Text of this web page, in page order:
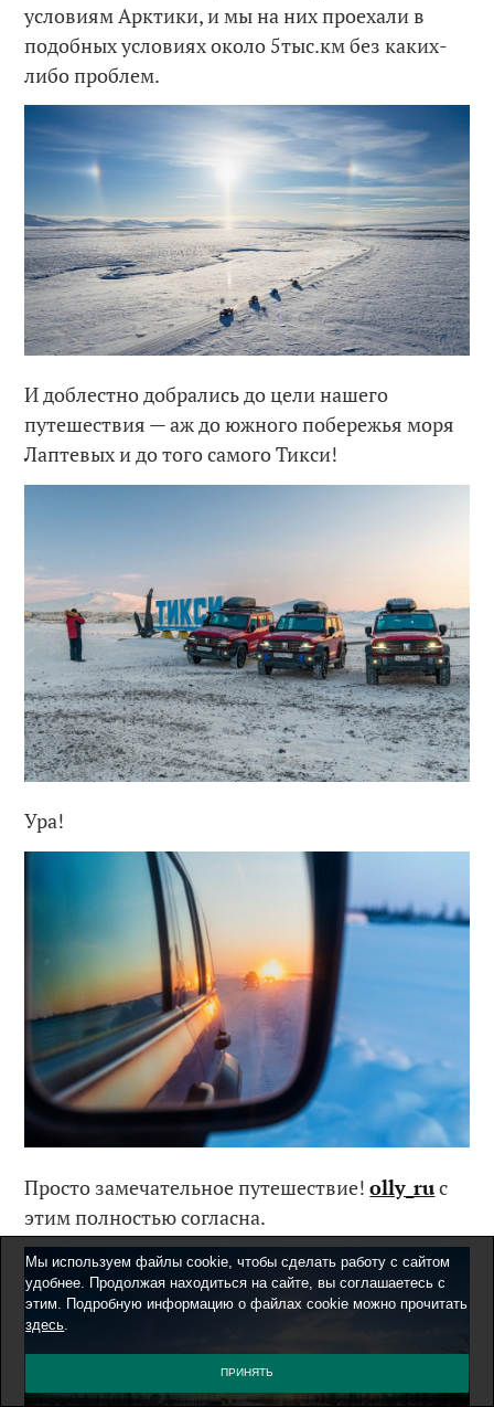
условиям Арктики, и мы на них проехали в
подобных условиях около 5тыс.км без каких-
либо проблем.
И доблестно добрались до цели нашего
путешествия — аж до южного побережья моря
Лаптевых и до того самого Тикси!
Ура!
Просто замечательное путешествие!olly_ruс
этим полностью согласна.
Мы используем файлы cookie, чтобы сделать работу с сайтом
удобнее. Продолжая находиться на сайте, вы соглашаетесь с
этим. Подробную информацию о файлах cookie можно прочитать
здесь.
ПРИНЯТЬ